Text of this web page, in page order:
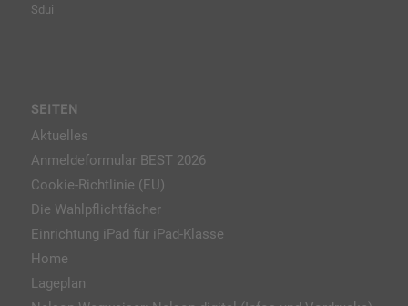
Sdui
SEITEN
Aktuelles
Anmeldeformular BEST 2026
Cookie-Richtlinie (EU)
Die Wahlpflichtfächer
Einrichtung iPad für iPad-Klasse
Home
Lageplan